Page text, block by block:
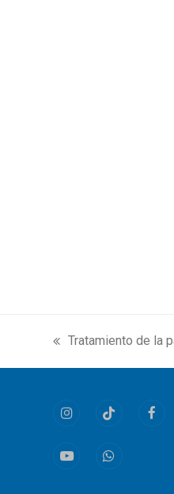
previous
post:
Tratamiento de la
InstagramTiktok
YoutubeWhatsapp